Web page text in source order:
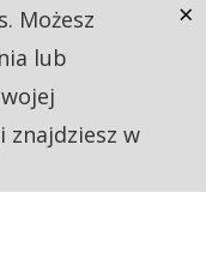
Możesz
lub
znajdziesz w
×